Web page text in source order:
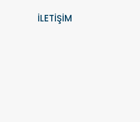
İLETİŞİM